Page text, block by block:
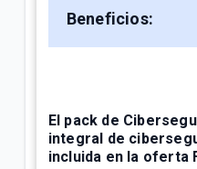
¿Cómo hacer
Online? | Empresas
Beneficios:
El pack de
integral de
incluida en la oferta